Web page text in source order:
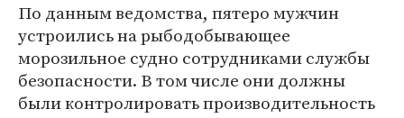
По данным ведомства, пятеро мужчин
устроились на рыбодобывающее
морозильное судно сотрудниками службы
безопасности. В том числе они должны
были контролировать производительность